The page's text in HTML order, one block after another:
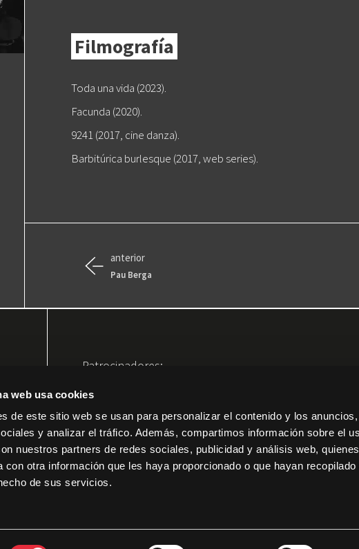
web usa cookies
de este sitio web se usan para personalizar el contenido y los
y analizar el tráfico. Además, compartimos información sobre el
nuestros partners de redes sociales, publicidad y análisis web,
con otra información que les haya proporcionado o que hayan
de sus servicios.
Filmografía
Toda una vida (2023).
Facunda (2020).
9241 (2017, cine danza).
Barbitúrica burlesque (2017, web series).
anterior
Pau Berga
Patrocinadores:
Con el patrocinio del Institut Valencià de Cultura